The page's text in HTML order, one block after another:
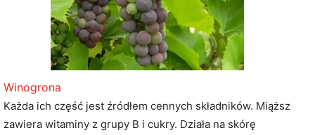
Winogrona
Każda ich część jest źródłem cennych składników. Miąższ
zawiera witaminy z grupy B i cukry. Działa na skórę